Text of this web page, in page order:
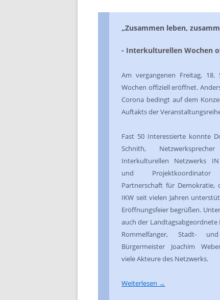
„Zusammen leben,
- Interkulturellen Wochen
Am vergangenen Freitag,
Wochen offiziell eröffnet.
Corona bedingt auf dem
Auftakts der
Fast 50 Interessierte konnte
Schnith,
Interkulturellen Netzwerks
und
Partnerschaft für Demokratie,
IKW seit vielen Jahren
Eröffnungsfeier begrüßen.
auch der Landtagsabgeordnete
Rommelfanger, Stadt-
Bürgermeister Joachim
viele Akteure des Netzwerks.
Weiterlesen →